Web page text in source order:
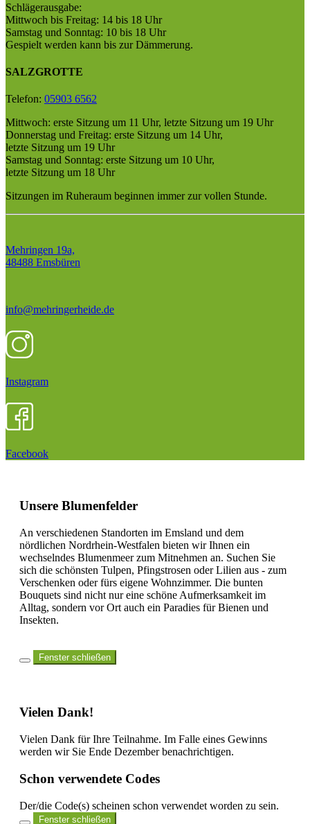
Schlägerausgabe:
Mittwoch bis Freitag: 14 bis 18 Uhr
Samstag und Sonntag: 10 bis 18 Uhr
Gespielt werden kann bis zur Dämmerung.
SALZGROTTE
Telefon: 05903 6562
Mittwoch: erste Sitzung um 11 Uhr, letzte Sitzung um 19 Uhr
Donnerstag und Freitag: erste Sitzung um 14 Uhr,
letzte Sitzung um 19 Uhr
Samstag und Sonntag: erste Sitzung um 10 Uhr,
letzte Sitzung um 18 Uhr
Sitzungen im Ruheraum beginnen immer zur vollen Stunde.
Mehringen 19a,
48488 Emsbüren
info@­mehringerheide.de
Instagram
Facebook
Unsere Blumenfelder
An verschiedenen Standorten im Emsland und dem
nördlichen Nordrhein-Westfalen bieten wir Ihnen ein
wechselndes Blumenmeer zum Mitnehmen an. Suchen Sie
sich die schönsten Tulpen, Pfingstrosen oder Lilien aus - zum
Verschenken oder fürs eigene Wohnzimmer. Die bunten
Bouquets sind nicht nur eine schöne Aufmerksamkeit im
Alltag, sondern vor Ort auch ein Paradies für Bienen und
Insekten.
Fenster schließen
Vielen Dank!
Vielen Dank für Ihre Teilnahme. Im Falle eines Gewinns
werden wir Sie Ende Dezember benachrichtigen.
Schon verwendete Codes
Der/die Code(s) scheinen schon verwendet worden zu sein.
Fenster schließen